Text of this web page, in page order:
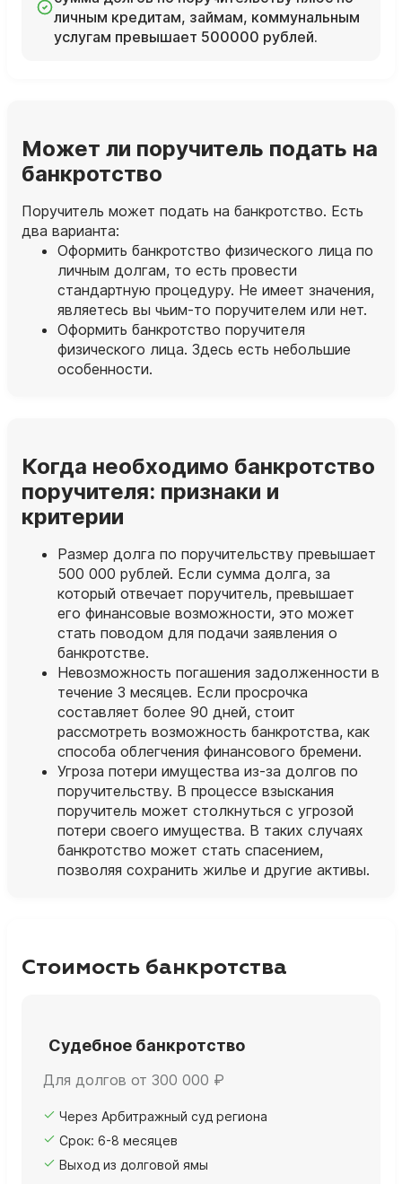
личным кредитам, займам, коммунальным
услугам превышает 500000 рублей.
Может ли поручитель подать на
банкротство
Поручитель может подать на банкротство. Есть
два варианта:
Оформить банкротство физического лица по
личным долгам, то есть провести
стандартную процедуру. Не имеет значения,
являетесь вы чьим-то поручителем или нет.
Оформить банкротство поручителя
физического лица. Здесь есть небольшие
особенности.
Когда необходимо банкротство
поручителя: признаки и
критерии
Размер долга по поручительству превышает
500 000 рублей. Если сумма долга, за
который отвечает поручитель, превышает
его финансовые возможности, это может
стать поводом для подачи заявления о
банкротстве.
Невозможность погашения задолженности в
течение 3 месяцев. Если просрочка
составляет более 90 дней, стоит
рассмотреть возможность банкротства, как
способа облегчения финансового бремени.
Угроза потери имущества из-за долгов по
поручительству. В процессе взыскания
поручитель может столкнуться с угрозой
потери своего имущества. В таких случаях
банкротство может стать спасением,
позволяя сохранить жилье и другие активы.
Стоимость банкротства
Судебное банкротство
Для долгов от 300 000 ₽
Через Арбитражный суд региона
Срок: 6-8 месяцев
Выход из долговой ямы